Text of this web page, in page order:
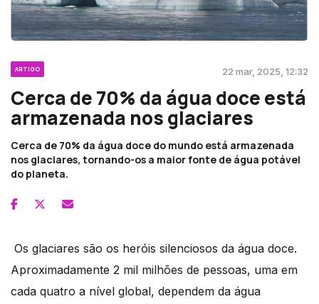
ARTIGO 22 mar, 2025, 12:32
Cerca de 70% da água doce está
armazenada nos glaciares
Cerca de 70% da água doce do mundo está armazenada
nos glaciares, tornando-os a maior fonte de água potável
do planeta.
Os glaciares são os heróis silenciosos da água doce.
Aproximadamente 2 mil milhões de pessoas, uma em
cada quatro a nível global, dependem da água